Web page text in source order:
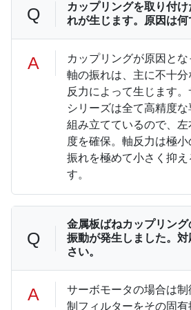
Q
カップリングを取り付
れが生じます。原因は何
A
カップリングが原因と
軸の振れは、主に不十
反力によって生じます
シリーズは全て高精度
組み立てているので、
度を確保。軸反力は極
振れを極めて小さく抑
す。
Q
金属板ばねカップリン
振動が発生しました。
さい。
A
サーボモータの場合は
制フィルターをその固